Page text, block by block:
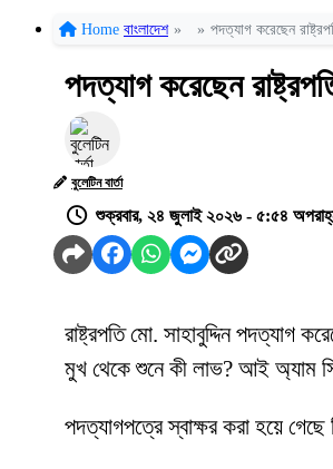
Home বাংলাদেশ » » পদত্যাগ করেছেন
পদত্যাগ করেছেন
বুলেটিন বার্তা
শুক্রবার, ২৪ জুলাই ২০২৬ - ৫:৫৪
রাষ্ট্রপতি মো. সাহাবুদ্দিন পদত্যাগ
মুখ থেকে শুনে কী লাভ? আই অ্যাম
পদত্যাগপত্রে স্বাক্ষর করা হয়ে